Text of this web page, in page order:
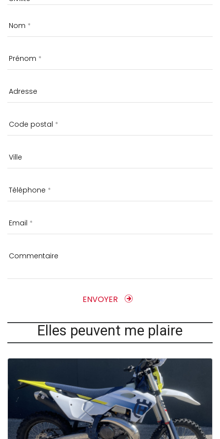
Nom
Prénom
Adresse
Code postal
Ville
Téléphone
Email
Commentaire
ENVOYER
Elles peuvent me plaire